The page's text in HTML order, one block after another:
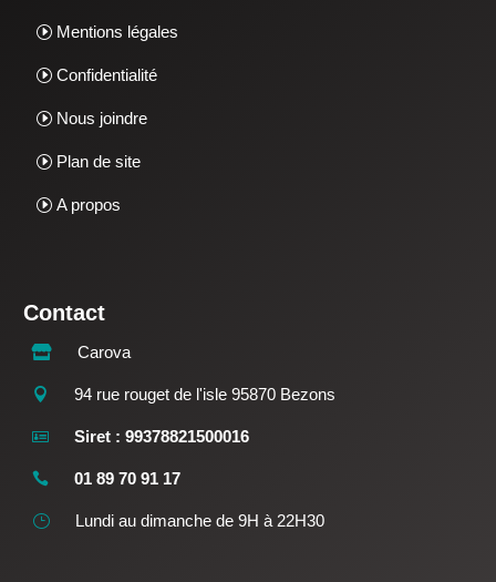
Mentions légales
Confidentialité
Nous joindre
Plan de site
A propos
Contact
 Carova
 94 rue rouget de l'isle 95870 Bezons
 Siret : 99378821500016
 01 89 70 91 17
} Lundi au dimanche de 9H à 22H30